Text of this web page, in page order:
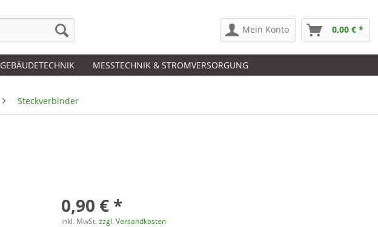
Mein Konto 0,00 € *
GEBÄUDETECHNIK MESSTECHNIK & STROMVERSORGUNG
Steckverbinder
0,90 € *
inkl. MwSt.zzgl. Versandkosten